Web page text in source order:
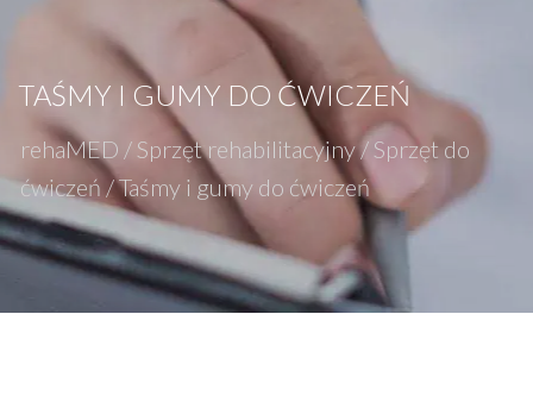
TAŚMY I GUMY DO ĆWICZEŃ
rehaMED / Sprzęt rehabilitacyjny / Sprzęt do
ćwiczeń /Taśmy i gumy do ćwiczeń